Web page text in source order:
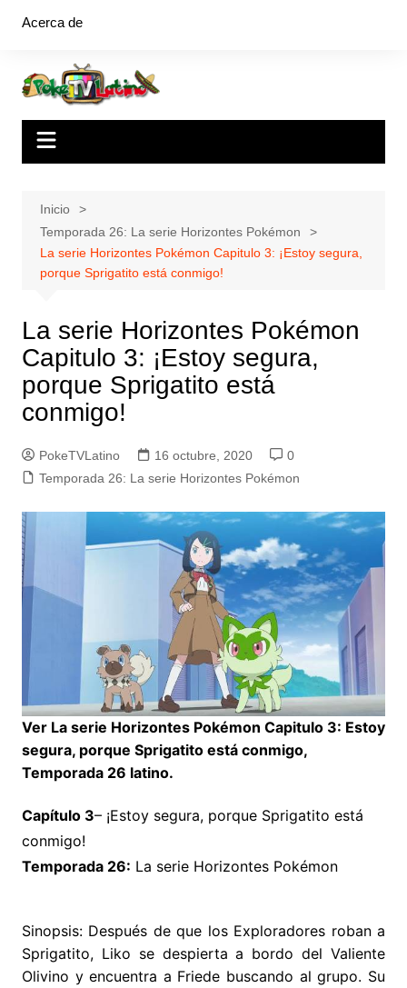
Acerca de
Inicio
Temporada 26: La serie Horizontes Pokémon
La serie Horizontes Pokémon Capitulo 3: ¡Estoy segura,
porque Sprigatito está conmigo!
La serie Horizontes Pokémon
Capitulo 3: ¡Estoy segura,
porque Sprigatito está
conmigo!
PokeTVLatino 16 octubre, 2020
0
Temporada 26: La serie Horizontes Pokémon
Ver La serie Horizontes Pokémon Capitulo 3: Estoy
segura, porque Sprigatito está conmigo,
Temporada 26 latino.
Capítulo 3– ¡Estoy segura, porque Sprigatito está
conmigo!
Temporada 26: La serie Horizontes Pokémon
Sinopsis: Después de que los Exploradores roban a
Sprigatito, Liko se despierta a bordo del Valiente
Olivino y encuentra a Friede buscando al grupo. Su